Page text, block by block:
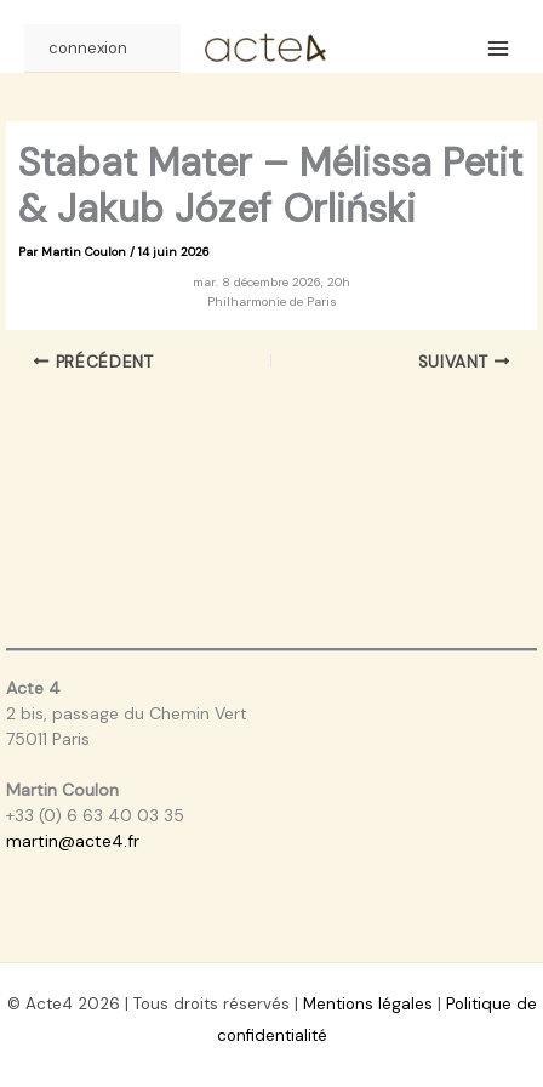
connexion
Acte 4
2 bis, passage du Chemin Vert
75011 Paris
Martin Coulon
+33 (0) 6 63 40 03 35
martin@acte4.fr
Stabat Mater – Mélissa Petit
& Jakub Józef Orliński
Par Martin Coulon/14 juin 2026
mar. 8 décembre 2026, 20h
Philharmonie de Paris
PRÉCÉDENT SUIVANT
© Acte4 2026 | Tous droits réservés | Mentions légales | Politique de
confidentialité